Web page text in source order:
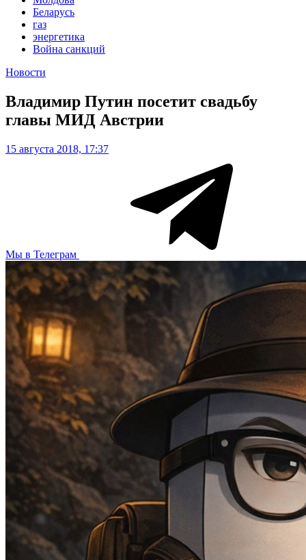
Беларусь
газ
энергетика
Война санкций
Новости
Владимир Путин посетит свадьбу
главы МИД Австрии
15 августа 2018, 17:37
Мы в Телеграм